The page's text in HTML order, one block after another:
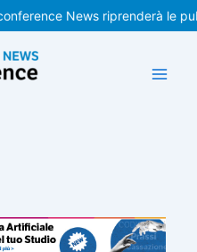
News riprenderà le